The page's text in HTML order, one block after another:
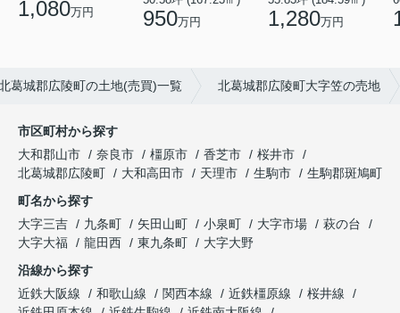
1,080万円 950万円 1,280万円
葛城郡広陵町の土地(売買)一覧 北葛城郡広陵町大字笠の売地
市区町村から探す
大和郡山市
奈良市 橿原市 香芝市
桜井市
北葛城郡広陵町
大和高田市 天理市 生駒市
生駒郡斑鳩町
町名から探す
大字三吉
九条町 矢田山町 小泉町 大字市場
萩の台
大字大福
龍田西 東九条町
大字大野
沿線から探す
近鉄大阪線
和歌山線 関西本線 近鉄橿原線
桜井線